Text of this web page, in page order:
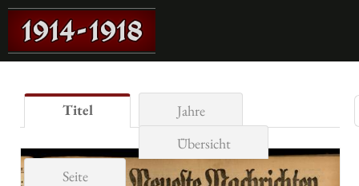
Titel
Jahre
Übersicht
Seite